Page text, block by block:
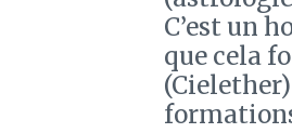
C’est un
que cela